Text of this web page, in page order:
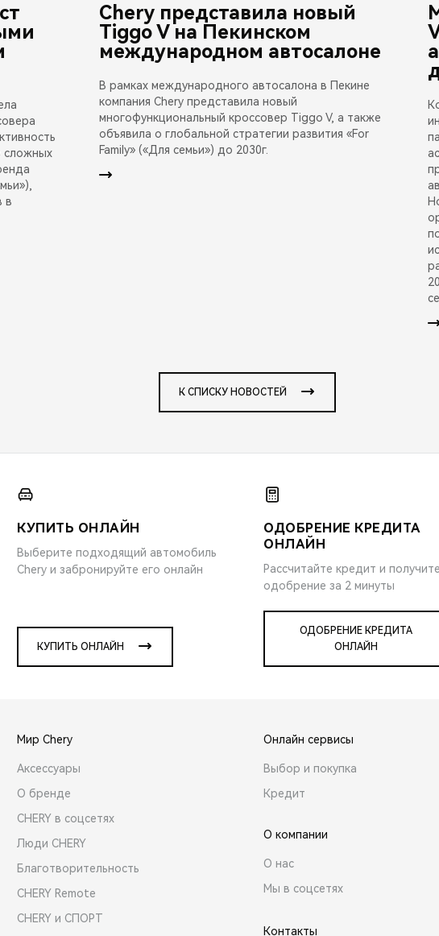
сложных
в
Chery представила новый
Tiggo V на Пекинском
международном автосалоне
В рамках международного автосалона в Пекине
компания Chery представила новый
многофункциональный кроссовер Tiggo V, а также
объявила о глобальной стратегии развития «For
Family» («Для семьи») до 2030г.
К СПИСКУ НОВОСТЕЙ
КУПИТЬ ОНЛАЙН
Выберите подходящий автомобиль
Chery и забронируйте его онлайн
КУПИТЬ ОНЛАЙН
ОДОБРЕНИЕ КРЕДИТА
ОНЛАЙН
Рассчитайте кредит и получите
одобрение за 2 минуты
ОДОБРЕНИЕ КРЕДИТА
ОНЛАЙН
Мир Chery
Аксессуары
О бренде
CHERY в соцсетях
Люди CHERY
Благотворительность
CHERY Remote
CHERY и СПОРТ
Онлайн сервисы
Выбор и покупка
Кредит
О компании
О нас
Мы в соцсетях
Контакты